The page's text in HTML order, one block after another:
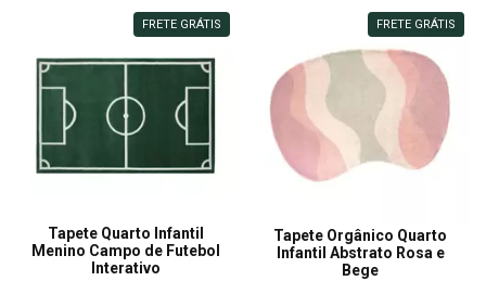
FRETE GRÁTIS
Tapete Quarto Infantil
Menino Campo de Futebol
Interativo
FRETE GRÁTIS
Tapete Orgânico Quarto
Infantil Abstrato Rosa e
Bege